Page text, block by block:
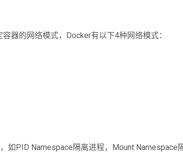
容器的网络模式，Docker有以下4种网络模式：
如PID Namespace隔离进程，Mount Namespace